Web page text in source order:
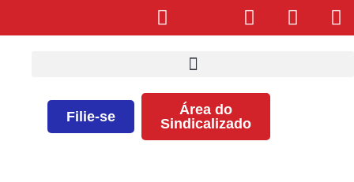
Filie-se
Área do
Sindicalizado